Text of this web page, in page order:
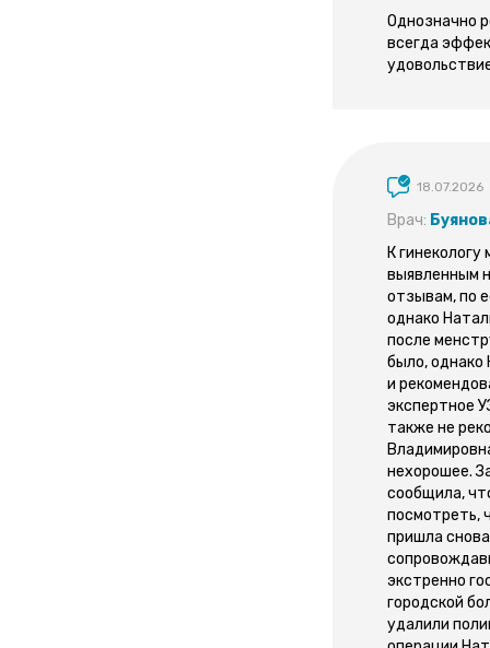
Однозначно
всегда
18.07.2026
Врач:
К
выявленным
отзывам, по
однако
после
было, однако
и
экспертное
также не
нехорошее.
сообщила,
посмотреть,
пришла
экстренно
городской
удалили